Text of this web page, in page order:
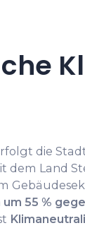
die
dem Land
um 55 %